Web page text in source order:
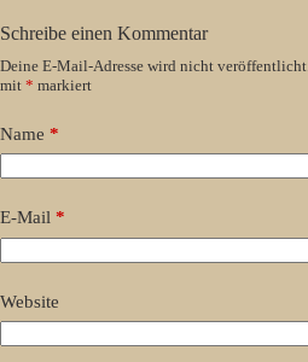
Schreibe einen Kommentar
Deine E-Mail-Adresse wird nicht veröffentlicht.
mit * markiert
Name *
E-Mail *
Website